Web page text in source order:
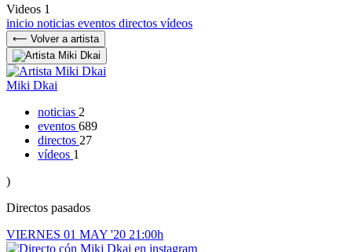
Videos 1
inicio noticias eventos directos vídeos
⟵ Volver a artista
Miki Dkai
noticias 2
eventos 689
directos 27
vídeos 1
)
Directos pasados
VIERNES 01 MAY '20 21:00h